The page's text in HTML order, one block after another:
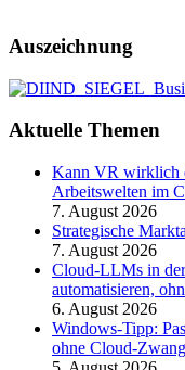
Auszeichnung
Aktuelle Themen
Kann VR wirklich
Arbeitswelten im
7. August 2026
Strategische
7. August 2026
Cloud-LLMs in
automatisieren,
6. August 2026
Windows-Tipp:
ohne Cloud-Zwang